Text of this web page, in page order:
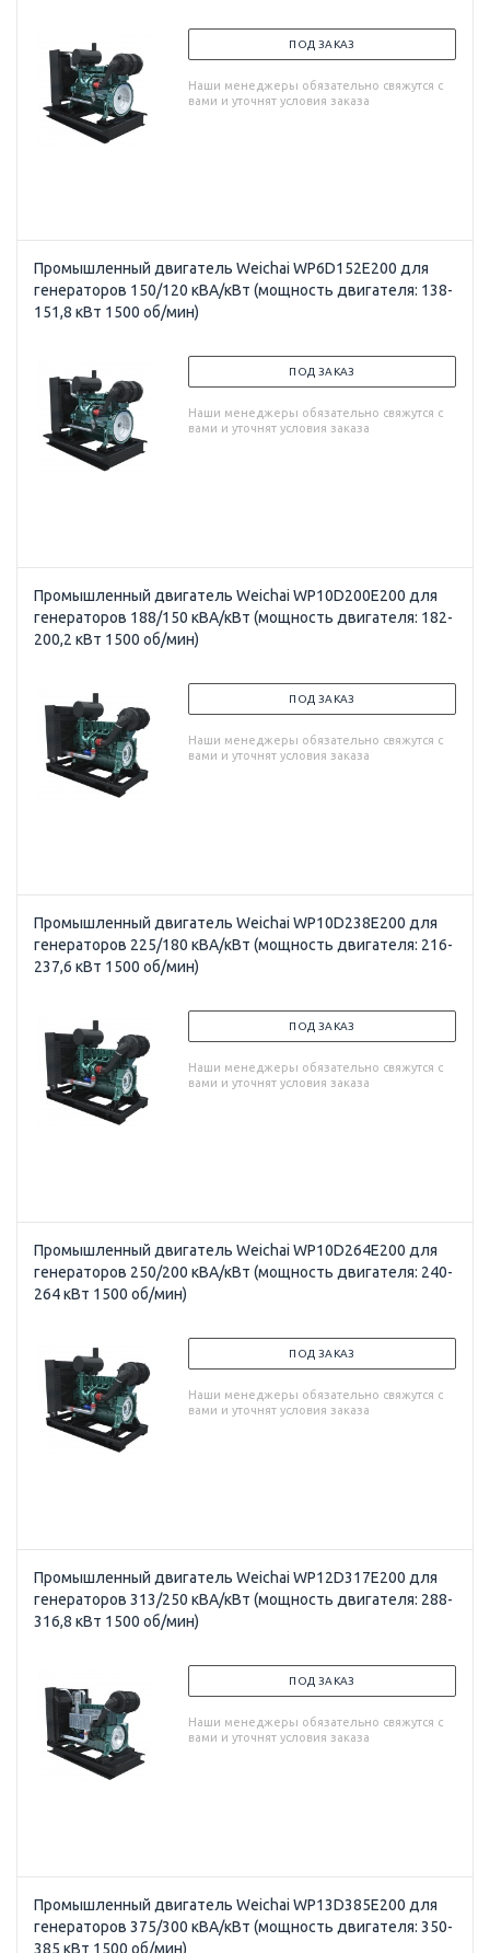
ПОД ЗАКАЗ
Наши менеджеры обязательно свяжутся с
вами и уточнят условия заказа
Промышленный двигатель Weichai WP6D152E200 для
генераторов 150/120 кВА/кВт (мощность двигателя: 138-
151,8 кВт 1500 об/мин)
ПОД ЗАКАЗ
Наши менеджеры обязательно свяжутся с
вами и уточнят условия заказа
Промышленный двигатель Weichai WP10D200E200 для
генераторов 188/150 кВА/кВт (мощность двигателя: 182-
200,2 кВт 1500 об/мин)
ПОД ЗАКАЗ
Наши менеджеры обязательно свяжутся с
вами и уточнят условия заказа
Промышленный двигатель Weichai WP10D238E200 для
генераторов 225/180 кВА/кВт (мощность двигателя: 216-
237,6 кВт 1500 об/мин)
ПОД ЗАКАЗ
Наши менеджеры обязательно свяжутся с
вами и уточнят условия заказа
Промышленный двигатель Weichai WP10D264E200 для
генераторов 250/200 кВА/кВт (мощность двигателя: 240-
264 кВт 1500 об/мин)
ПОД ЗАКАЗ
Наши менеджеры обязательно свяжутся с
вами и уточнят условия заказа
Промышленный двигатель Weichai WP12D317E200 для
генераторов 313/250 кВА/кВт (мощность двигателя: 288-
316,8 кВт 1500 об/мин)
ПОД ЗАКАЗ
Наши менеджеры обязательно свяжутся с
вами и уточнят условия заказа
Промышленный двигатель Weichai WP13D385E200 для
генераторов 375/300 кВА/кВт (мощность двигателя: 350-
385 кВт 1500 об/мин)